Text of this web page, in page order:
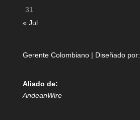
31
« Jul
Gerente Colombiano | Diseñado por:
Aliado de:
AndeanWire